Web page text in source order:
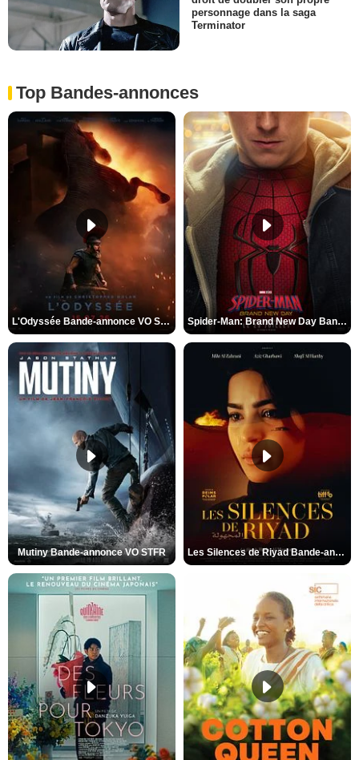
personnage dans la saga
Terminator
Top Bandes-annonces
L'Odyssée Bande-annonce VO STFR Spider-Man: Brand New Day Bande-annonce VO STFR
Mutiny Bande-annonce VO STFR Les Silences de Riyad Bande-annonce VO STFR